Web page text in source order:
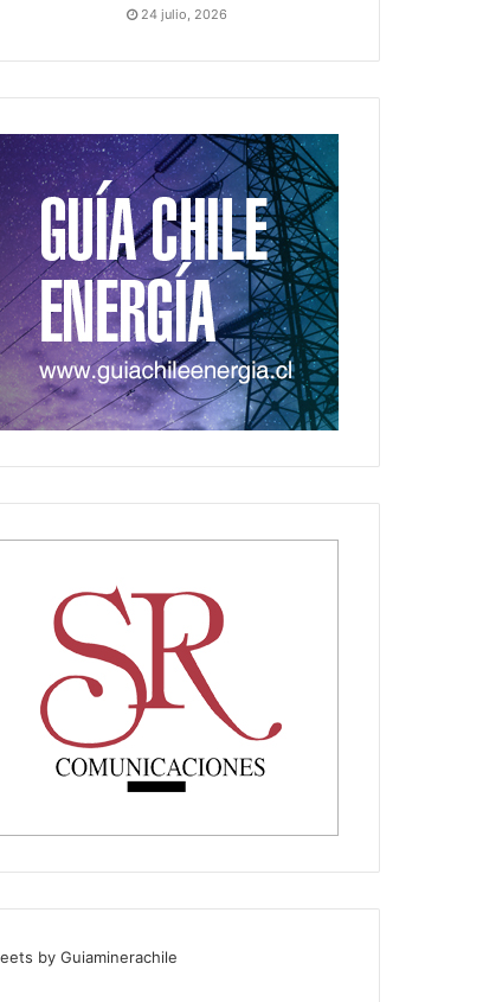
24 julio, 2026
by Guiaminerachile